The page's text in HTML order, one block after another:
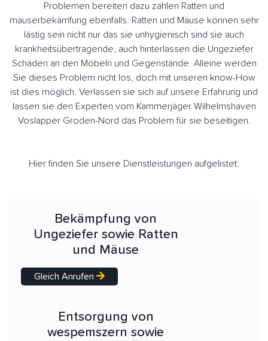
Problemen bereiten dazu zählen Ratten und
mäuserbekämfung ebenfalls. Ratten und Mäuse können sehr
lästig sein nicht nur das sie unhygienisch sind sie auch
krankheitsübertragende, auch hinterlassen die Ungeziefer
Schäden an den Möbeln und Gegenstände. Alleine werden
Sie dieses Problem nicht los, doch mit unseren know-How
ist dies möglich. Verlassen sie sich auf unsere Erfahrung und
lassen sie den Experten vom Kammerjäger Wilhelmshaven
Voslapper Groden-Nord das Problem für sie beseitigen.
Hier finden Sie unsere Dienstleistungen aufgelistet:
Bekämpfung von
Ungeziefer sowie Ratten
und Mäuse
Gleich Anrufen
Entsorgung von
wespemszern sowie